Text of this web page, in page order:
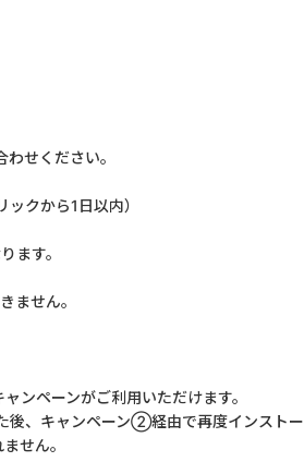
せください。
クから1日以内）
ます。
ません。
ンペーンがご利用いただけます。
後、キャンペーン②経由で再度インストー
せん。